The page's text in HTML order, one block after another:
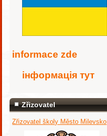
informace zde
інформація тут
Zřizovatel
Zřizovatel školy Město Milevsko